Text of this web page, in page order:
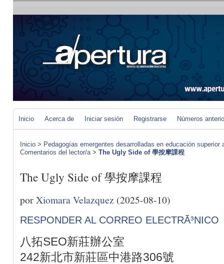
Inicio Acerca de Iniciar sesión Registrarse Números
Inicio > Pedagogías emergentes desarrolladas en educación
Comentarios del lector/a> The Ugly Side of 學按摩課程
The Ugly Side of 學按摩課程
porXiomara Velazquez (2025-08-10)
RESPONDER AL CORREO ELECTRÃ³NICO
八拓SEO新莊辦公室
242新北市新莊區中港路306號